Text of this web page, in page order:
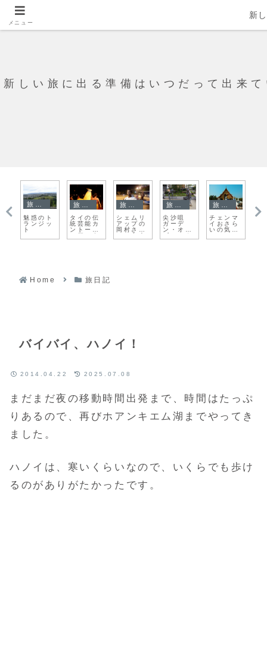
新しい旅に出る準備はいつだって出来
旅日記
魅惑のト
ランジッ
ト
タイの伝
統芸能カ
ントーク
へ行こう
シェムリ
アップの
岡村さん
との出会
い
尖沙咀
ガーデ
ン・オ
ブ・スタ
ーズ
チェンマ
イおさら
いの気持
ベ
Home 旅日記
バイバイ、ハノイ！
2014.04.22 2025.07.08
まだまだ夜の移動時間出発まで、時間は たっぷ
りあるので、再びホアンキエム湖までやってき
ました。
ハノイは、寒いくらいなので、いくらでも歩け
るのがありがたかったです。
メニュー
新